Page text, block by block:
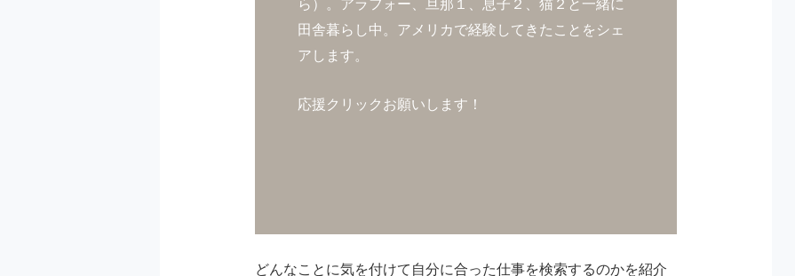
ら）。アラフォー、旦那１、息子２、猫２と一緒に
田舎暮らし中。アメリカで経験してきたことをシェ
アします。
応援クリックお願いします！
どんなことに気を付けて自分に合った仕事を検索するのかを紹介